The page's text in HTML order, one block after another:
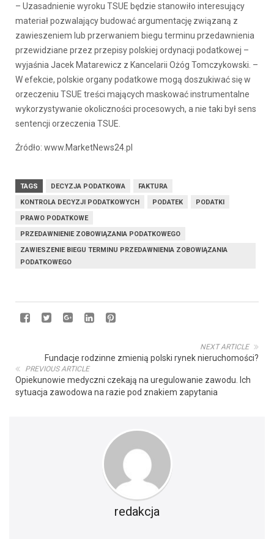
– Uzasadnienie wyroku TSUE będzie stanowiło interesujący
materiał pozwalający budować argumentację związaną z
zawieszeniem lub przerwaniem biegu terminu przedawnienia
przewidziane przez przepisy polskiej ordynacji podatkowej –
wyjaśnia Jacek Matarewicz z Kancelarii Ożóg Tomczykowski. –
W efekcie, polskie organy podatkowe mogą doszukiwać się w
orzeczeniu TSUE treści mających maskować instrumentalne
wykorzystywanie okoliczności procesowych, a nie taki był sens
sentencji orzeczenia TSUE.
Źródło: www.MarketNews24.pl
TAGS DECYZJA PODATKOWA
FAKTURA
KONTROLA DECYZJI PODATKOWYCH
PODATEK
PODATKI
PRAWO PODATKOWE
PRZEDAWNIENIE ZOBOWIĄZANIA PODATKOWEGO
ZAWIESZENIE BIEGU TERMINU PRZEDAWNIENIA ZOBOWIĄZANIA
PODATKOWEGO
NEXT ARTICLE
Fundacje rodzinne zmienią polski rynek nieruchomości?
PREVIOUS ARTICLE
Opiekunowie medyczni czekają na uregulowanie zawodu. Ich
sytuacja zawodowa na razie pod znakiem zapytania
redakcja